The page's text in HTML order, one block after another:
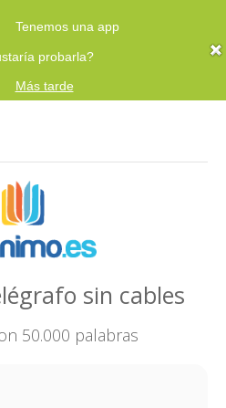
Tenemos una app
probarla?
Más tarde
sin cables
50.000 palabras